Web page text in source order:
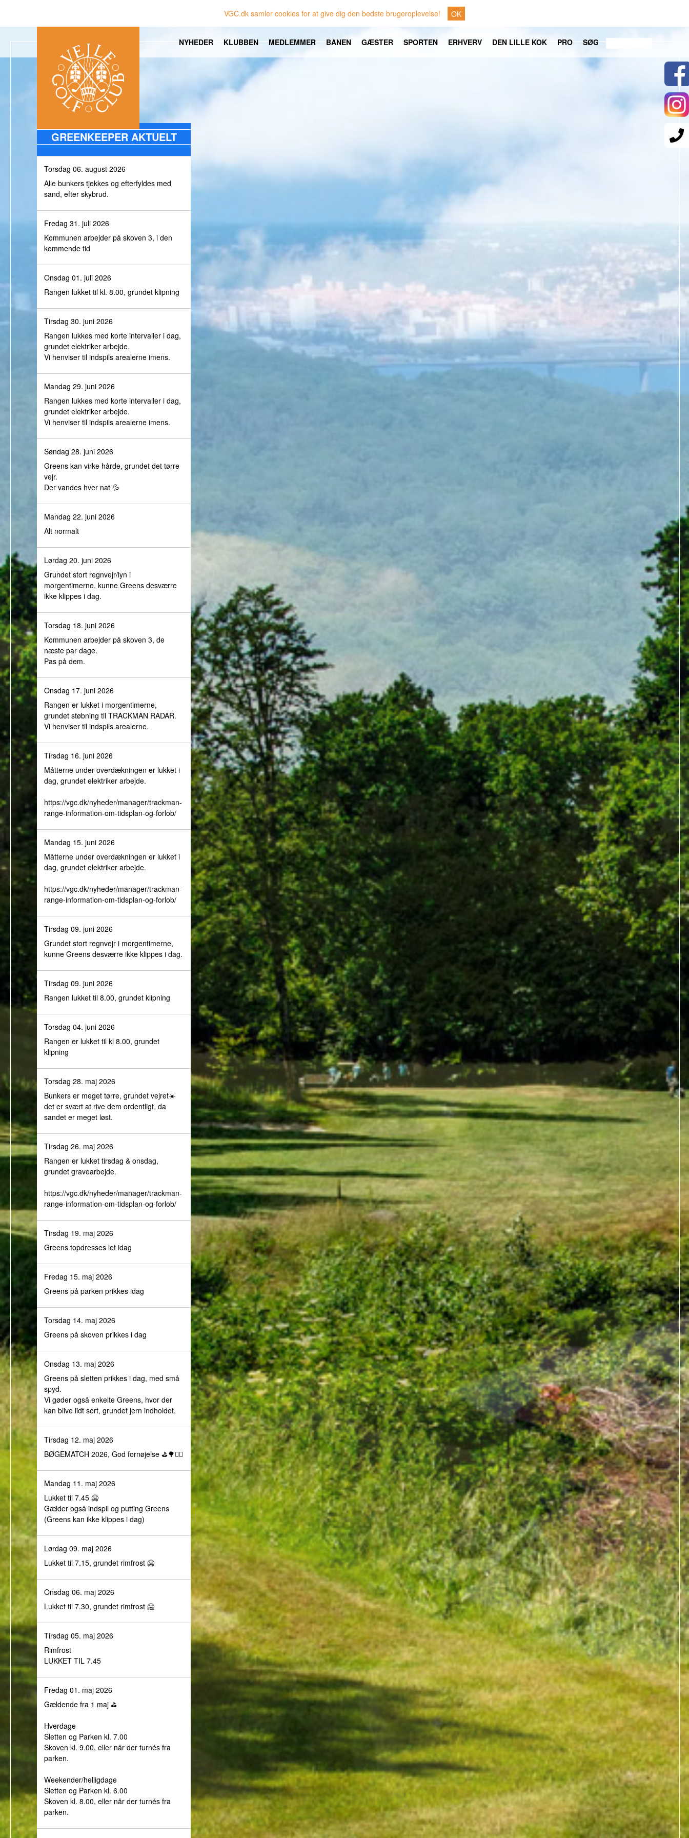
VGC.dk samler cookies for at give dig den bedste brugeroplevelse! OK
NYHEDER KLUBBEN MEDLEMMER BANEN GÆSTER SPORTEN ERHVERV DEN LILLE KOK PRO SØG
Torsdag 06. august 2026
Alle bunkers tjekkes og efterfyldes med
sand, efter skybrud.
Fredag 31. juli 2026
Kommunen arbejder på skoven 3, i den
kommende tid
Onsdag 01. juli 2026
Rangen lukket til kl. 8.00, grundet klipning
Tirsdag 30. juni 2026
Rangen lukkes med korte intervaller i dag,
grundet elektriker arbejde.
Vi henviser til indspils arealerne imens.
Mandag 29. juni 2026
Rangen lukkes med korte intervaller i dag,
grundet elektriker arbejde.
Vi henviser til indspils arealerne imens.
Søndag 28. juni 2026
Greens kan virke hårde, grundet det tørre
vejr.
Der vandes hver nat 💦
Mandag 22. juni 2026
Alt normalt
Lørdag 20. juni 2026
Grundet stort regnvejr/lyn i
morgentimerne, kunne Greens desværre
ikke klippes i dag.
Torsdag 18. juni 2026
Kommunen arbejder på skoven 3, de
næste par dage.
Pas på dem.
Onsdag 17. juni 2026
Rangen er lukket i morgentimerne,
grundet støbning til TRACKMAN RADAR.
Vi henviser til indspils arealerne.
Tirsdag 16. juni 2026
Måtterne under overdækningen er lukket i
dag, grundet elektriker arbejde.
https://vgc.dk/nyheder/manager/trackman-
range-information-om-tidsplan-og-forlob/
Mandag 15. juni 2026
Måtterne under overdækningen er lukket i
dag, grundet elektriker arbejde.
https://vgc.dk/nyheder/manager/trackman-
range-information-om-tidsplan-og-forlob/
Tirsdag 09. juni 2026
Grundet stort regnvejr i morgentimerne,
kunne Greens desværre ikke klippes i dag.
Tirsdag 09. juni 2026
Rangen lukket til 8.00, grundet klipning
Torsdag 04. juni 2026
Rangen er lukket til kl 8.00, grundet
klipning
Torsdag 28. maj 2026
Bunkers er meget tørre, grundet vejret☀️
det er svært at rive dem ordentligt, da
sandet er meget løst.
Tirsdag 26. maj 2026
Rangen er lukket tirsdag & onsdag,
grundet gravearbejde.
https://vgc.dk/nyheder/manager/trackman-
range-information-om-tidsplan-og-forlob/
Tirsdag 19. maj 2026
Greens topdresses let idag
Fredag 15. maj 2026
Greens på parken prikkes idag
Torsdag 14. maj 2026
Greens på skoven prikkes i dag
Onsdag 13. maj 2026
Greens på sletten prikkes i dag, med små
spyd.
Vi gøder også enkelte Greens, hvor der
kan blive lidt sort, grundet jern indholdet.
Tirsdag 12. maj 2026
BØGEMATCH 2026, God fornøjelse ⛳️🌳🏌️‍♀️
Mandag 11. maj 2026
Lukket til 7.45 🥶
Gælder også indspil og putting Greens
(Greens kan ikke klippes i dag)
Lørdag 09. maj 2026
Lukket til 7.15, grundet rimfrost 🥶
Onsdag 06. maj 2026
Lukket til 7.30, grundet rimfrost 🥶
Tirsdag 05. maj 2026
Rimfrost
LUKKET TIL 7.45
Fredag 01. maj 2026
Gældende fra 1 maj ⛳️
Hverdage
Sletten og Parken kl. 7.00
Skoven kl. 9.00, eller når der turnés fra
parken.
Weekender/helligdage
Sletten og Parken kl. 6.00
Skoven kl. 8.00, eller når der turnés fra
parken.
GREENKEEPER AKTUELT